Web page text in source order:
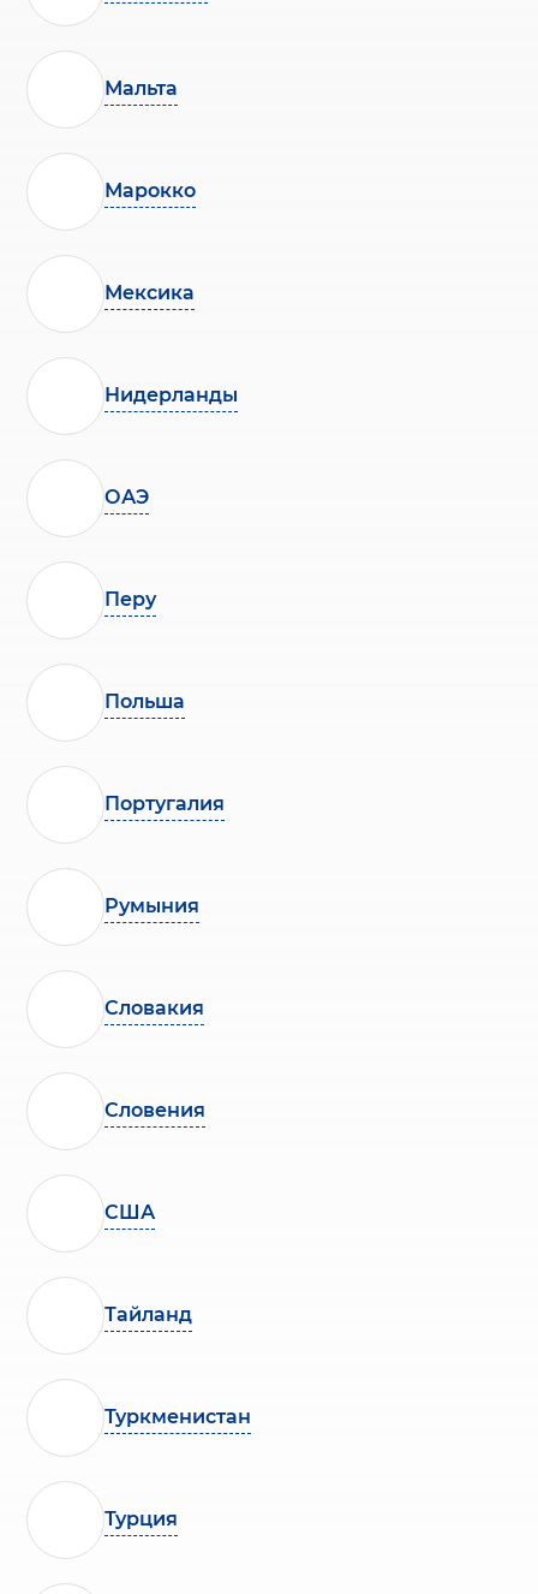
Мальта
Марокко
Мексика
Нидерланды
ОАЭ
Перу
Польша
Португалия
Румыния
Словакия
Словения
США
Тайланд
Туркменистан
Турция